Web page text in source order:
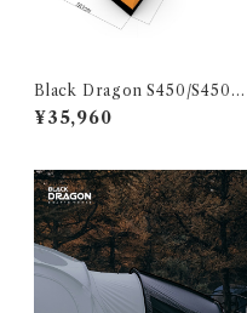
Black Dragon S450/S450 P
ro/S450 Pro T/C Inner Te
nt
¥35,960